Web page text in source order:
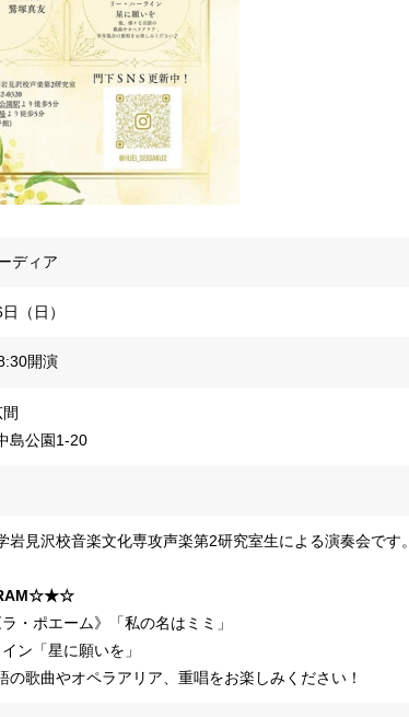
ディア
（日）
開演
島公園1‐20
岩見沢校音楽文化専攻声楽第2研究室生による演奏会です。
・ポエーム》「私の名はミミ」
ン「星に願いを」
の歌曲やオペラアリア、重唱をお楽しみください！